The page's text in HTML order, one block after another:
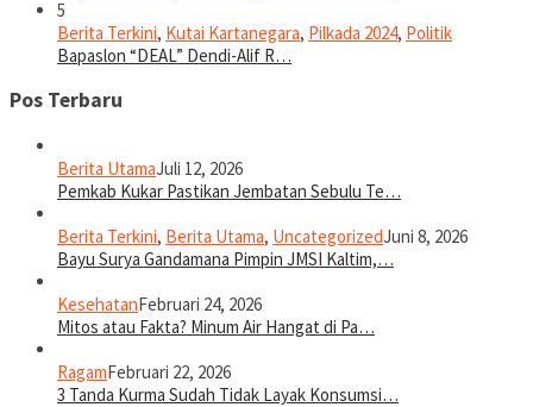
5
Berita Terkini, Kutai Kartanegara, Pilkada 2024, Politik
Bapaslon “DEAL” Dendi-Alif R…
Pos Terbaru
Berita UtamaJuli 12, 2026
Pemkab Kukar Pastikan Jembatan Sebulu Te…
Berita Terkini, Berita Utama, UncategorizedJuni 8, 2026
Bayu Surya Gandamana Pimpin JMSI Kaltim,…
KesehatanFebruari 24, 2026
Mitos atau Fakta? Minum Air Hangat di Pa…
RagamFebruari 22, 2026
3 Tanda Kurma Sudah Tidak Layak Konsumsi…